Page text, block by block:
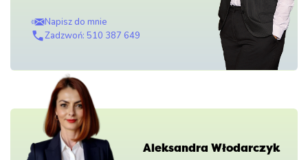
Napisz do mnie
Zadzwoń: 510 387 649
Aleksandra Włodarczyk